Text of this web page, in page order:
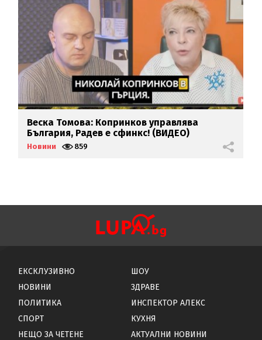
Веска Томова: Копринков управлява
България, Радев е сфинкс! (ВИДЕО)
Новини 859
ЕКСКЛУЗИВНО
НОВИНИ
ПОЛИТИКА
СПОРТ
НЕЩО ЗА ЧЕТЕНЕ
ШОУ
ЗДРАВЕ
ИНСПЕКТОР АЛЕКС
КУХНЯ
АКТУАЛНИ НОВИНИ